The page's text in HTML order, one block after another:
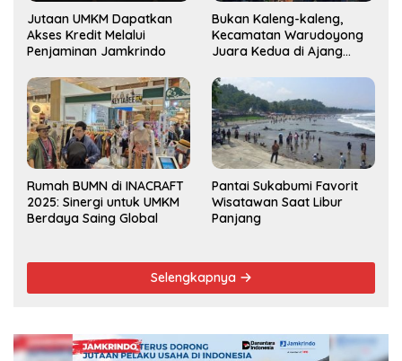
Jutaan UMKM Dapatkan
Akses Kredit Melalui
Penjaminan Jamkrindo
Bukan Kaleng-kaleng,
Kecamatan Warudoyong
Juara Kedua di Ajang
2025
Rumah BUMN di INACRAFT
2025: Sinergi untuk UMKM
Berdaya Saing Global
Pantai Sukabumi Favorit
Wisatawan Saat Libur
Panjang
Selengkapnya